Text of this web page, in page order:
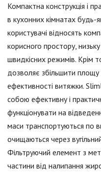
Компактна конструкція і
в кухонних кімнатах будь-
користувачі відносять
корисного простору,
швидкісних режимів. Крім
дозволяє збільшити
ефективності витяжки.
собою ефективну і
функціонувати на
маси транспортуються по
очищаються через
Фільтруючий елемент з
частини від налипання